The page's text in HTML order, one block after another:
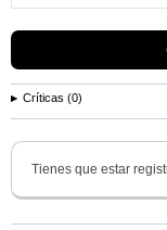
Críticas (0)
Tienes que estar